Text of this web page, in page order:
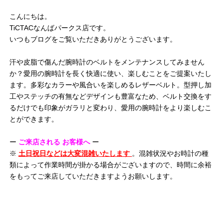
こんにちは。
TiCTACなんばパークス店です。
いつもブログをご覧いただきありがとうございます。
汗や皮脂で傷んだ腕時計のベルトをメンテナンスしてみません
か？愛用の腕時計を長く快適に使い、楽しむことをご提案いたし
ます。多彩なカラーや風合いを楽しめるレザーベルト。型押し加
工やステッチの有無などデザインも豊富なため、ベルト交換をす
るだけでも印象がガラリと変わり、愛用の腕時計をより楽しむこ
とができます。
ー ご来店される お客様へ ー
※ 土日祝日などは大変混雑いたします 。混雑状況やお時計の種
類によって作業時間が掛かる場合がございますので、時間に余裕
をもってご来店していただきますようお願いします。